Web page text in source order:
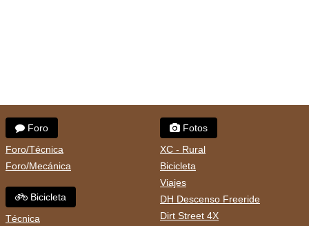
Foro
Foro/Técnica
Foro/Mecánica
Bicicleta
Técnica
Fotos
XC - Rural
Bicicleta
Viajes
DH Descenso Freeride
Dirt Street 4X